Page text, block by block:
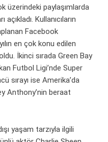
üzerindeki paylaşımlarda
Kullanıcıların
Facebook
en çok konu edilen
İkinci sırada Green Bay
Futbol Ligi’nde Super
sırayı ise Amerika’da
Anthony’nin beraat
yaşam tarzıyla ilgili